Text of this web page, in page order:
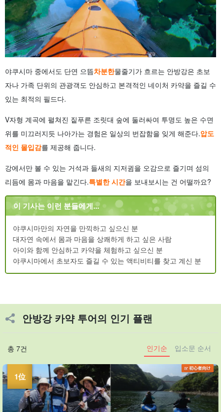
야쿠시마 중에서도 단연 으뜸차분한물줄기가 흐르는 안방강은 초보
자나 가족 단위의 관광객도 안심하고 본격적인 네이처 카약을 즐길 수
있는 최적의 필드다.
V자형 계곡에 펼쳐진 짙푸른 조릿대 숲에 둘러싸여 투명도 높은 수면
위를 미끄러지듯 나아가는 경험은 일상의 번잡함을 잊게 해준다.압도
적인 몰입감를 제공해 줍니다.
강에서만 볼 수 있는 거석과 들새의 지저귐을 오감으로 즐기며 섬의
리듬에 몸과 마음을 맡긴다.특별한 시간을 보내보시는 건 어떨까요?
이 기사는 이런 분들에게...
야쿠시마만의 자연을 만끽하고 싶으신 분
대자연 속에서 몸과 마음을 상쾌하게 하고 싶은 사람
아이와 함께 안심하고 카약을 체험하고 싶으신 분
야쿠시마에서 초보자도 즐길 수 있는 액티비티를 찾고 계신 분
안방강 카약 투어의 인기 플랜
총 7건 인기순 입소문 순서